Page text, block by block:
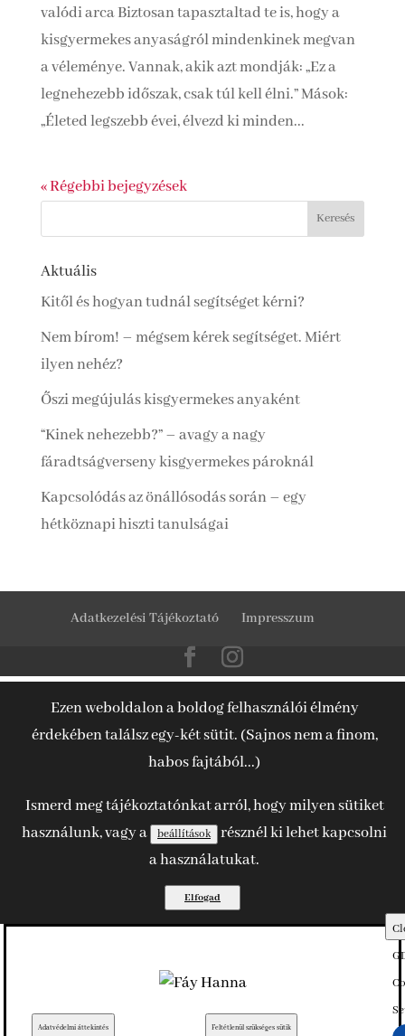
valódi arca Biztosan tapasztaltad te is, hogy a
kisgyermekes anyaságról mindenkinek megvan
a véleménye. Vannak, akik azt mondják: „Ez a
legnehezebb időszak, csak túl kell élni.” Mások:
„Életed legszebb évei, élvezd ki minden...
« Régebbi bejegyzések
Aktuális
Kitől és hogyan tudnál segítséget kérni?
Nem bírom! – mégsem kérek segítséget. Miért
ilyen nehéz?
Őszi megújulás kisgyermekes anyaként
“Kinek nehezebb?” – avagy a nagy
fáradtságverseny kisgyermekes pároknál
Kapcsolódás az önállósodás során – egy
hétköznapi hiszti tanulságai
Adatkezelési Tájékoztató Impresszum
Ezen weboldalon a boldog felhasználói élmény
érdekében találsz egy-két sütit. (Sajnos nem a finom,
habos fajtából...)
Ismerd meg tájékoztatónkat arról, hogy milyen sütiket
használunk, vagy a
beállítások
résznél ki lehet kapcsolni
a használatukat.
Elfogad
Adatvédelmi áttekintés Feltétlenül szükséges sütik